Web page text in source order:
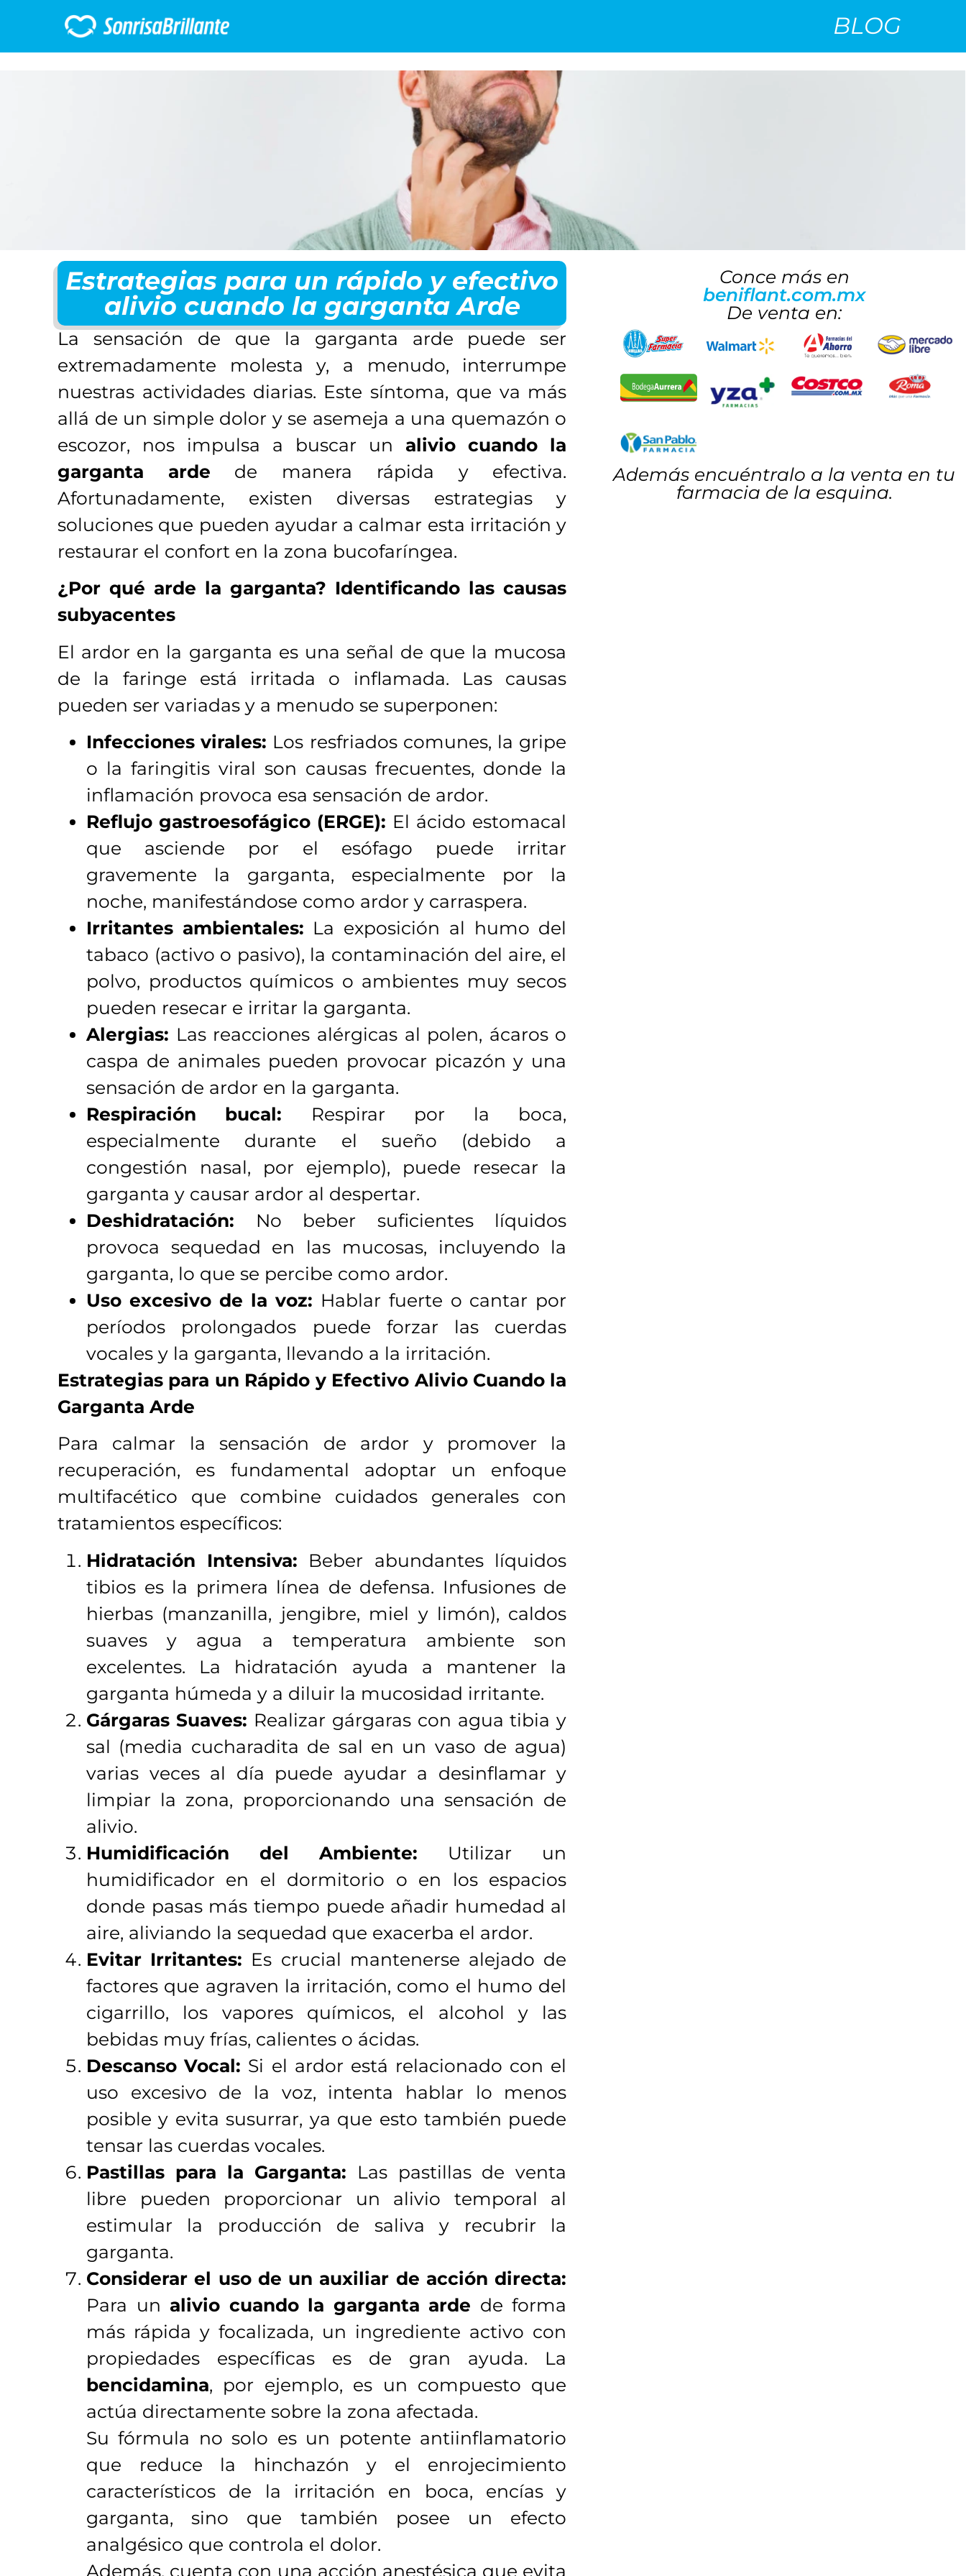
BLOG
Estrategias para un rápido y efectivo
alivio cuando la garganta Arde
La sensación de que la garganta arde puede ser
extremadamente molesta y, a menudo, interrumpe
nuestras actividades diarias. Este síntoma, que va más
allá de un simple dolor y se asemeja a una quemazón o
escozor, nos impulsa a buscar un alivio cuando la
garganta arde de manera rápida y efectiva.
Afortunadamente, existen diversas estrategias y
soluciones que pueden ayudar a calmar esta irritación y
restaurar el confort en la zona bucofaríngea.
¿Por qué arde la garganta? Identificando las causas
subyacentes
El ardor en la garganta es una señal de que la mucosa
de la faringe está irritada o inflamada. Las causas
pueden ser variadas y a menudo se superponen:
Infecciones virales: Los resfriados comunes, la gripe
o la faringitis viral son causas frecuentes, donde la
inflamación provoca esa sensación de ardor.
Reflujo gastroesofágico (ERGE): El ácido estomacal
que asciende por el esófago puede irritar
gravemente la garganta, especialmente por la
noche, manifestándose como ardor y carraspera.
Irritantes ambientales: La exposición al humo del
tabaco (activo o pasivo), la contaminación del aire, el
polvo, productos químicos o ambientes muy secos
pueden resecar e irritar la garganta.
Alergias: Las reacciones alérgicas al polen, ácaros o
caspa de animales pueden provocar picazón y una
sensación de ardor en la garganta.
Respiración bucal: Respirar por la boca,
especialmente durante el sueño (debido a
congestión nasal, por ejemplo), puede resecar la
garganta y causar ardor al despertar.
Deshidratación: No beber suficientes líquidos
provoca sequedad en las mucosas, incluyendo la
garganta, lo que se percibe como ardor.
Uso excesivo de la voz: Hablar fuerte o cantar por
períodos prolongados puede forzar las cuerdas
vocales y la garganta, llevando a la irritación.
Estrategias para un Rápido y Efectivo Alivio Cuando la
Garganta Arde
Para calmar la sensación de ardor y promover la
recuperación, es fundamental adoptar un enfoque
multifacético que combine cuidados generales con
tratamientos específicos:
Hidratación Intensiva: Beber abundantes líquidos
tibios es la primera línea de defensa. Infusiones de
hierbas (manzanilla, jengibre, miel y limón), caldos
suaves y agua a temperatura ambiente son
excelentes. La hidratación ayuda a mantener la
garganta húmeda y a diluir la mucosidad irritante.
Gárgaras Suaves: Realizar gárgaras con agua tibia y
sal (media cucharadita de sal en un vaso de agua)
varias veces al día puede ayudar a desinflamar y
limpiar la zona, proporcionando una sensación de
alivio.
Humidificación del Ambiente: Utilizar un
humidificador en el dormitorio o en los espacios
donde pasas más tiempo puede añadir humedad al
aire, aliviando la sequedad que exacerba el ardor.
Evitar Irritantes: Es crucial mantenerse alejado de
factores que agraven la irritación, como el humo del
cigarrillo, los vapores químicos, el alcohol y las
bebidas muy frías, calientes o ácidas.
Descanso Vocal: Si el ardor está relacionado con el
uso excesivo de la voz, intenta hablar lo menos
posible y evita susurrar, ya que esto también puede
tensar las cuerdas vocales.
Pastillas para la Garganta: Las pastillas de venta
libre pueden proporcionar un alivio temporal al
estimular la producción de saliva y recubrir la
garganta.
Considerar el uso de un auxiliar de acción directa:
Para un alivio cuando la garganta arde de forma
más rápida y focalizada, un ingrediente activo con
propiedades específicas es de gran ayuda. La
bencidamina, por ejemplo, es un compuesto que
actúa directamente sobre la zona afectada.
Su fórmula no solo es un potente antiinflamatorio
que reduce la hinchazón y el enrojecimiento
característicos de la irritación en boca, encías y
garganta, sino que también posee un efecto
analgésico que controla el dolor.
Además, cuenta con una acción anestésica que evita
Conce más en
beniflant.com.mx
De venta en:
Además encuéntralo a la venta en tu
farmacia de la esquina.